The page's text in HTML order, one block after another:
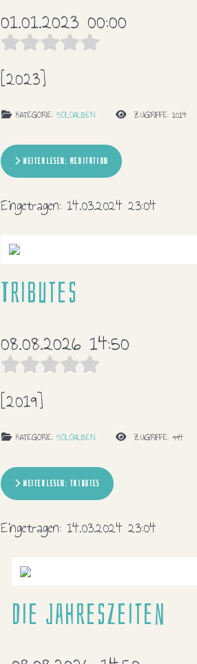
01.01.2023 00:00
[2023]
KATEGORIE: SOLOALBEN ZUGRIFFE: 1014
WEITERLESEN: MEDITATION
Eingetragen: 14.03.2024 23:04
Tributes
08.08.2026 14:50
[2019]
KATEGORIE: SOLOALBEN ZUGRIFFE: 994
WEITERLESEN: TRIBUTES
Eingetragen: 14.03.2024 23:04
Die Jahreszeiten